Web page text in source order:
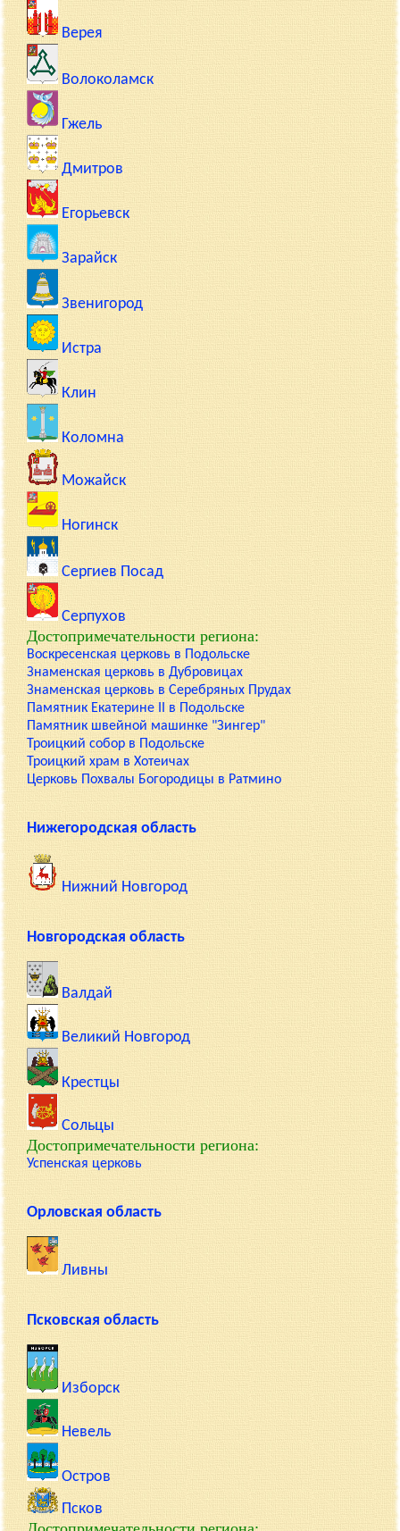
Верея
Волоколамск
Гжель
Дмитров
Егорьевск
Зарайск
Звенигород
Истра
Клин
Коломна
Можайск
Ногинск
Сергиев Посад
Серпухов
Достопримечательности региона:
Воскресенская церковь в Подольске
Знаменская церковь в Дубровицах
Знаменская церковь в Серебряных Прудах
Памятник Екатерине II в Подольске
Памятник швейной машинке "Зингер"
Троицкий собор в Подольске
Троицкий храм в Хотеичах
Церковь Похвалы Богородицы в Ратмино
Нижегородская область
Нижний Новгород
Новгородская область
Валдай
Великий Новгород
Крестцы
Сольцы
Достопримечательности региона:
Успенская церковь
Орловская область
Ливны
Псковская область
Изборск
Невель
Остров
Псков